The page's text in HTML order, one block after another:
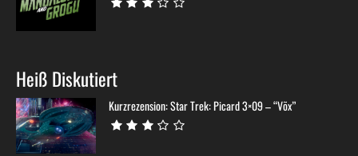
Heiß Diskutiert
Kurzrezension: Star Trek: Picard 3×09 – “Võx”